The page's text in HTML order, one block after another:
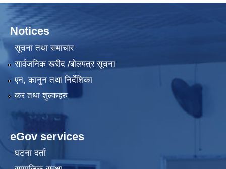
Notices
सूचना तथा समाचार
सार्वजनिक खरीद /बोलपत्र सूचना
एन, कानुन तथा निर्देशिका
कर तथा शुल्कहरु
eGov services
घटना दर्ता